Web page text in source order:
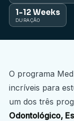
1-12 Weeks
DURAÇÃO
O programa
incríveis para
um dos três
Odontológico,